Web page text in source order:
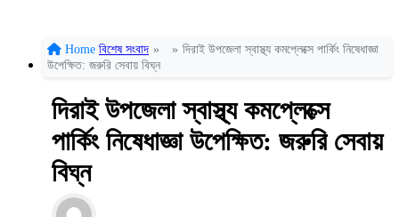
Home বিশেষ সংবাদ » » দিরাই উপজেলা স্বাস্থ্য কমপ্লেক্সে পার্কিং নিষেধাজ্ঞা
উপেক্ষিত: জরুরি সেবায় বিঘ্ন
দিরাই উপজেলা স্বাস্থ্য কমপ্লেক্সে
পার্কিং নিষেধাজ্ঞা উপেক্ষিত: জরুরি সেবায়
বিঘ্ন